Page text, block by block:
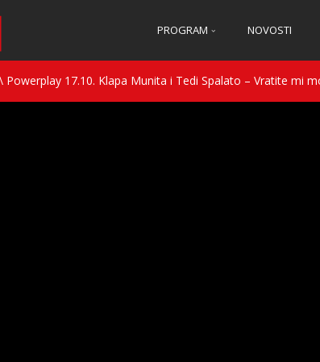
PROGRAM NOVOSTI
\ Powerplay 17.10. Klapa Munita i Tedi Spalato – Vratite mi